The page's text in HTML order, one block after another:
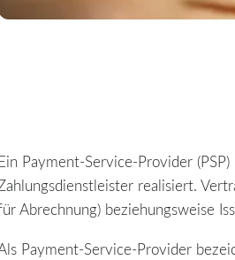
Payment-Service-Provider
realisiert.
Abrechnung) beziehungsweise
Payment-Service-Provider